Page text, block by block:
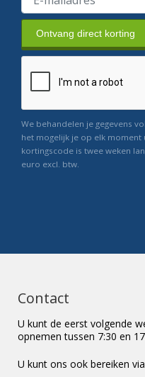
Ontvang direct korting
We behandelen je gegevens
het mogelijk je op elk
kortingscode is twee weken
euro excl. btw.
Contact
U kunt de eerst volgende
opnemen tussen 7:30 en
U kunt ons ook bereiken